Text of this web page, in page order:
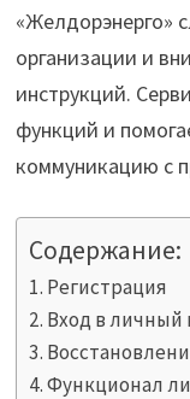
«Желдорэнерго»
организации и
инструкций.
функций и
коммуникацию с
Содержание:
Регистрация
Вход в личный
Функционал